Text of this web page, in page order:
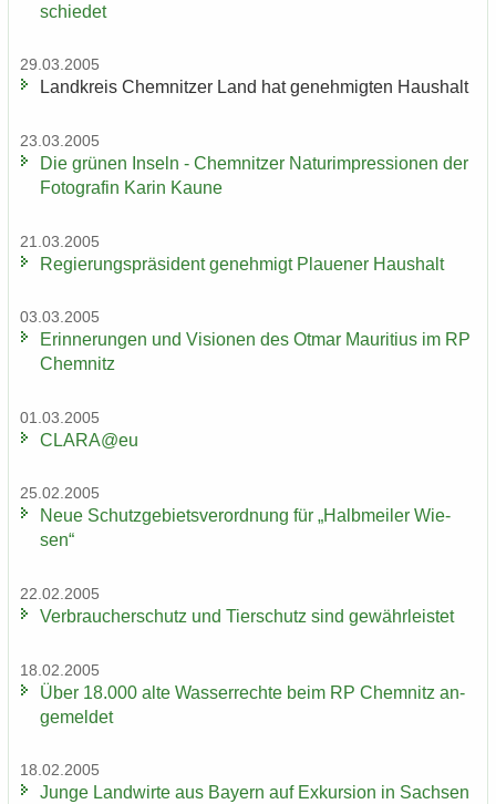
schie­det
29.03.2005
Land­kreis Chem­nit­zer Land hat ge­neh­mig­ten Haus­halt
23.03.2005
Die grü­nen In­seln - Chem­nit­zer Na­turim­pres­sio­nen der
Fo­to­gra­fin Karin Kaune
21.03.2005
Re­gie­rungs­prä­si­dent ge­neh­migt Plaue­ner Haus­halt
03.03.2005
Er­in­ne­run­gen und Vi­sio­nen des Otmar Mau­ri­ti­us im RP
Chem­nitz
01.03.2005
CLARA@eu
25.02.2005
Neue Schutz­ge­biets­ver­ord­nung für „Halb­mei­ler Wie­
sen“
22.02.2005
Ver­brau­cher­schutz und Tier­schutz sind ge­währ­leis­tet
18.02.2005
Über 18.000 alte Was­ser­rech­te beim RP Chem­nitz an­
ge­mel­det
18.02.2005
Junge Land­wir­te aus Bay­ern auf Ex­kur­si­on in Sach­sen